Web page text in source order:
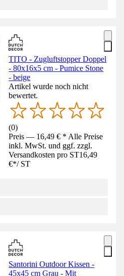
TITO - Zugluftstopper Doppel
- 80x16x5 cm - Pumice Stone
- beige
Artikel wurde noch nicht
bewertet.
(0)
Preis — 16,49 € * Alle Preise
inkl. MwSt. und ggf. zzgl.
Versandkosten pro ST16,49
€*/ ST
Santorini Outdoor Kissen -
45x45 cm Grau - Mit